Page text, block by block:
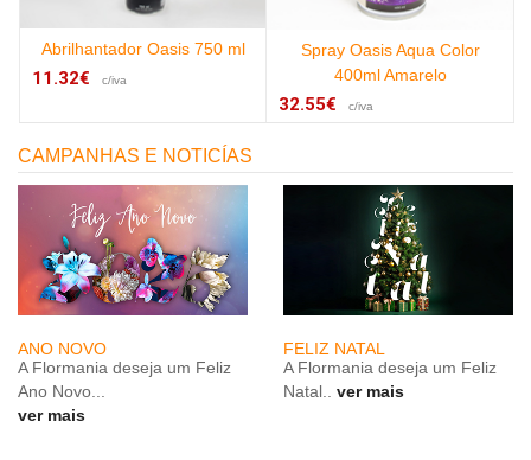
Abrilhantador Oasis 750 ml
11.32€ c/iva
Spray Oasis Aqua Color
400ml Amarelo
32.55€ c/iva
CAMPANHAS E NOTICÍAS
ANO NOVO
A Flormania deseja um Feliz
Ano Novo...
ver mais
FELIZ NATAL
A Flormania deseja um Feliz
Natal..
ver mais